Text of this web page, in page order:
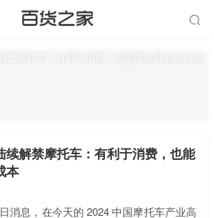
续解禁摩托车：有利于消费，也能
本
消息，在今天的 2024 中国摩托车产业高